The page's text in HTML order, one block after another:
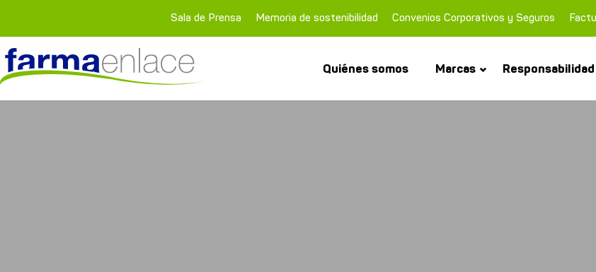
Sala de Prensa Memoria de sostenibilidad Convenios Corporativos y Seguros
Quiénes somos Marcas